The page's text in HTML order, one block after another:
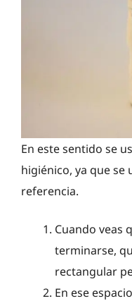
En este sentido se
higiénico, ya que se
referencia.
Cuando veas
terminarse,
rectangular
En ese